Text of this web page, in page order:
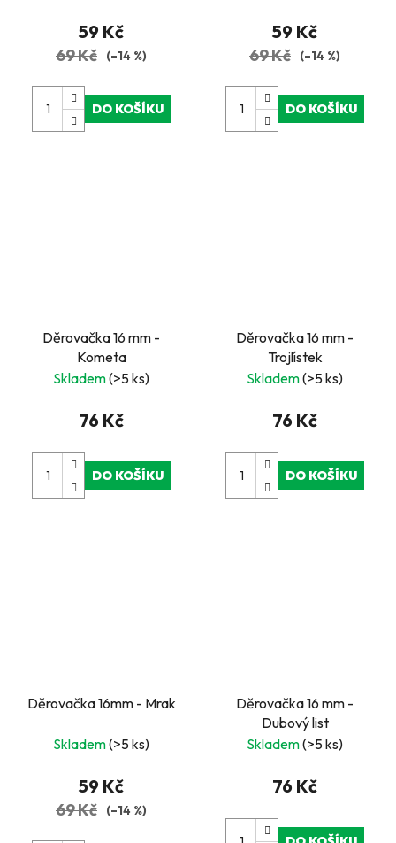
59 Kč
69 Kč (–14 %)
DO KOŠÍKU
59 Kč
69 Kč (–14 %)
DO KOŠÍKU
Děrovačka 16 mm -
Kometa
Skladem(>5 ks)
76 Kč
DO KOŠÍKU
Děrovačka 16 mm -
Trojlístek
Skladem(>5 ks)
76 Kč
DO KOŠÍKU
Děrovačka 16mm - Mrak
Skladem(>5 ks)
59 Kč
69 Kč (–14 %)
Děrovačka 16 mm -
Dubový list
Skladem(>5 ks)
76 Kč